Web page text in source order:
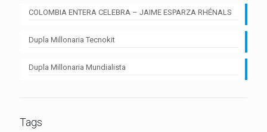
COLOMBIA ENTERA CELEBRA – JAIME ESPARZA RHÉNALS
Dupla Millonaria Tecnokit
Dupla Millonaria Mundialista
Tags